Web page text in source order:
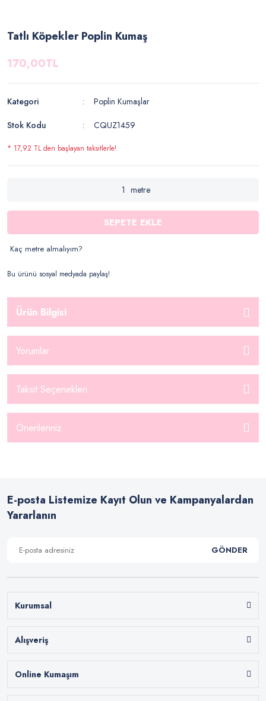
Tatlı Köpekler Poplin Kumaş
170,00TL
Kategori
Poplin Kumaşlar
Stok Kodu
CQUZ1459
* 17,92 TL den başlayan taksitlerle!
metre
SEPETE EKLE
Kaç metre almalıyım?
Bu ürünü sosyal medyada paylaş!
Ürün Bilgisi
Yorumlar
Taksit Seçenekleri
Önerileriniz
E-posta Listemize Kayıt Olun ve Kampanyalardan
Yararlanın
GÖNDER
Kurumsal
Alışveriş
Online Kumaşım